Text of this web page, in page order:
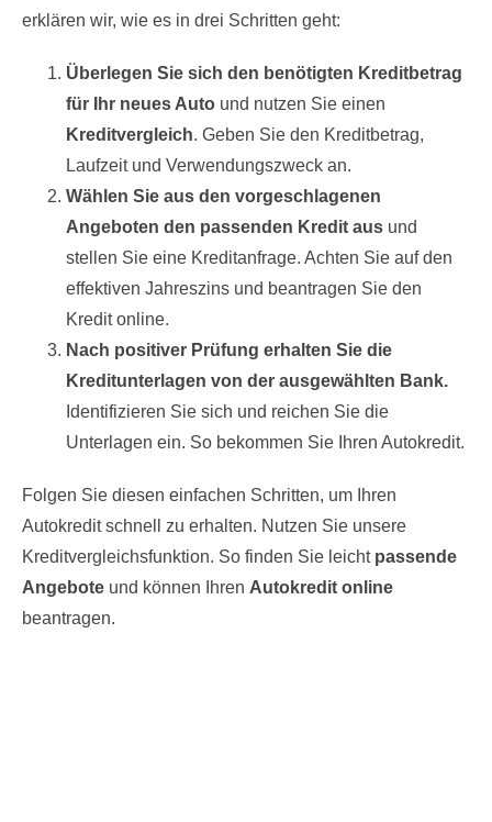
erklären wir, wie es in drei Schritten geht:
Überlegen Sie sich den benötigten Kreditbetrag
für Ihr neues Auto und nutzen Sie einen
Kreditvergleich. Geben Sie den Kreditbetrag,
Laufzeit und Verwendungszweck an.
Wählen Sie aus den vorgeschlagenen
Angeboten den passenden Kredit aus und
stellen Sie eine Kreditanfrage. Achten Sie auf den
effektiven Jahreszins und beantragen Sie den
Kredit online.
Nach positiver Prüfung erhalten Sie die
Kreditunterlagen von der ausgewählten Bank.
Identifizieren Sie sich und reichen Sie die
Unterlagen ein. So bekommen Sie Ihren Autokredit.
Folgen Sie diesen einfachen Schritten, um Ihren
Autokredit schnell zu erhalten. Nutzen Sie unsere
Kreditvergleichsfunktion. So finden Sie leicht passende
Angebote und können Ihren Autokredit online
beantragen.